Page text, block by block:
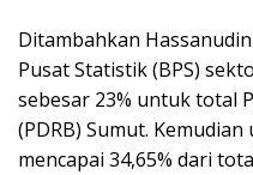
Ditambahkan
Pusat Statistik (BPS)
sebesar 23% untuk total
(PDRB) Sumut.
mencapai 34,65% dari